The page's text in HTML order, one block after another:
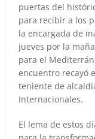
puertas del
para recibir a los
la encargada de
jueves por la
para el
encuentro recayó
teniente de
Internacionales.
El lema de estos